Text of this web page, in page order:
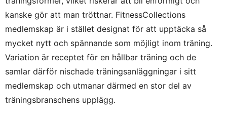
kanske gör att man tröttnar. FitnessCollections
medlemskap är i stället designat för att upptäcka så
mycket nytt och spännande som möjligt inom träning.
Variation är receptet för en hållbar träning och de
samlar därför nischade träningsanläggningar i sitt
medlemskap och utmanar därmed en stor del av
träningsbranschens upplägg.